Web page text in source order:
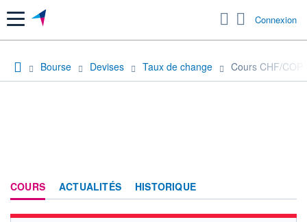
Menu Connexion
Bourse Devises Taux de change Cours CHF/COP
COURS ACTUALITÉS HISTORIQUE